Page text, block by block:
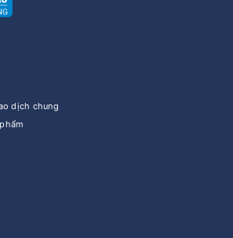
dịch chung